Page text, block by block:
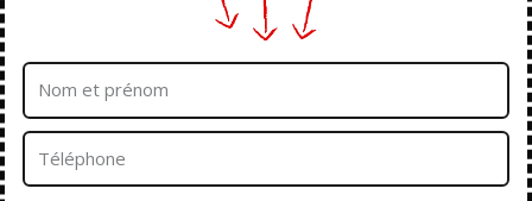
Nom
prénom
Téléphone